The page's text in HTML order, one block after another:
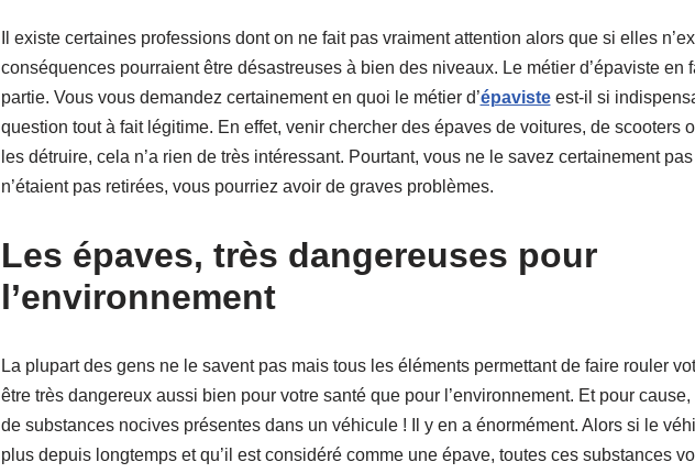
Il existe certaines professions dont on ne fait pas vraiment attention alors que si elles
conséquences pourraient être désastreuses à bien des niveaux. Le métier d’épaviste en
partie. Vous vous demandez certainement en quoi le métier d’épavisteest-il si
question tout à fait légitime. En effet, venir chercher des épaves de voitures, de scooters
les détruire, cela n’a rien de très intéressant. Pourtant, vous ne le savez certainement
n’étaient pas retirées, vous pourriez avoir de graves problèmes.
Les épaves, très dangereuses pour
l’environnement
La plupart des gens ne le savent pas mais tous les éléments permettant de faire rouler
être très dangereux aussi bien pour votre santé que pour l’environnement. Et pour
de substances nocives présentes dans un véhicule ! Il y en a énormément. Alors si le
plus depuis longtemps et qu’il est considéré comme une épave, toutes ces substances